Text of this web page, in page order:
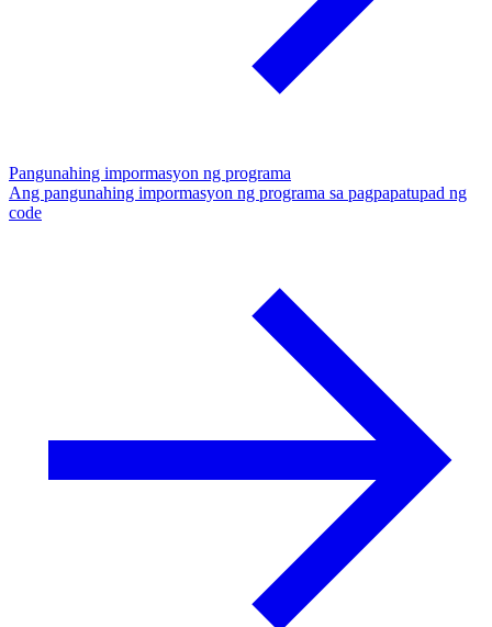
Pangunahing impormasyon ng programa
Ang pangunahing impormasyon ng programa sa pagpapatupad ng
code